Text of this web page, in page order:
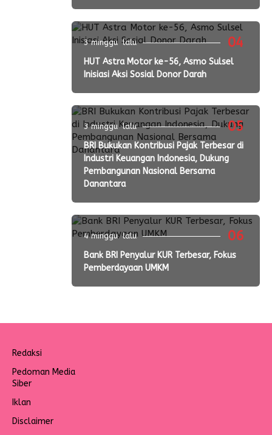
04
3 minggu lalu
HUT Astra Motor ke-56, Asmo Sulsel
Inisiasi Aksi Sosial Donor Darah
05
3 minggu lalu
BRI Bukukan Kontribusi Pajak Terbesar di
Industri Keuangan Indonesia, Dukung
Pembangunan Nasional Bersama
Danantara
06
4 minggu lalu
Bank BRI Penyalur KUR Terbesar, Fokus
Pemberdayaan UMKM
Redaksi
Pedoman Media
Siber
Iklan
Disclaimer